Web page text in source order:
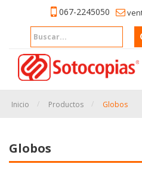
067-2245050
Inicio Productos Globos
Globos